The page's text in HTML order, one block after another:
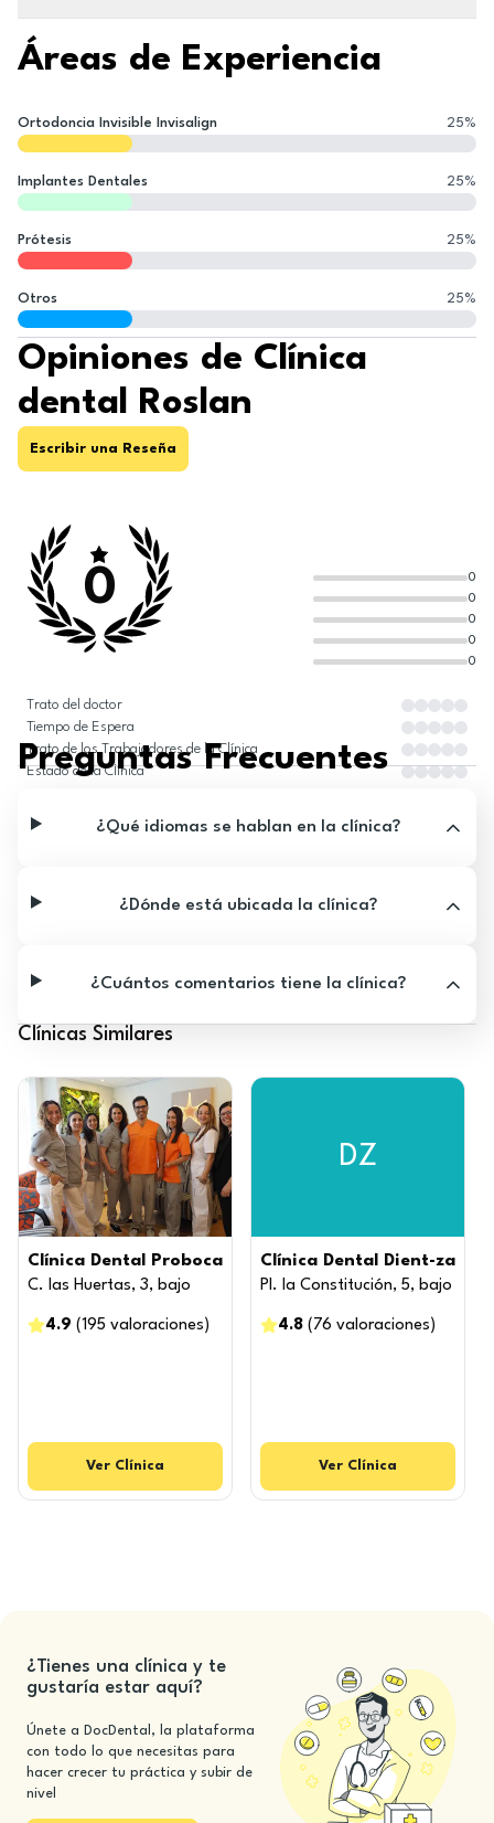
Áreas de Experiencia
Ortodoncia Invisible Invisalign 25%
Implantes Dentales 25%
Prótesis 25%
Otros 25%
Opiniones de Clínica
dental Roslan
Escribir una Reseña
0
0
0
0
0
0
Trato del doctor
Tiempo de Espera
Trato de los Trabajadores de la Clínica
Estado de la Clínica
Preguntas Frecuentes
¿Qué idiomas se hablan en la clínica?
¿Dónde está ubicada la clínica?
¿Cuántos comentarios tiene la clínica?
Clínicas Similares
Clínica Dental Proboca
C. las Huertas, 3, bajo
4.9 (195 valoraciones )
Ver Clínica
DZ
Clínica Dental Dient-za
Pl. la Constitución, 5, bajo
4.8 ( 76 valoraciones )
Ver Clínica
¿Tienes una clínica y te
gustaría estar aquí?
Únete a DocDental, la plataforma
con todo lo que necesitas para
hacer crecer tu práctica y subir de
nivel